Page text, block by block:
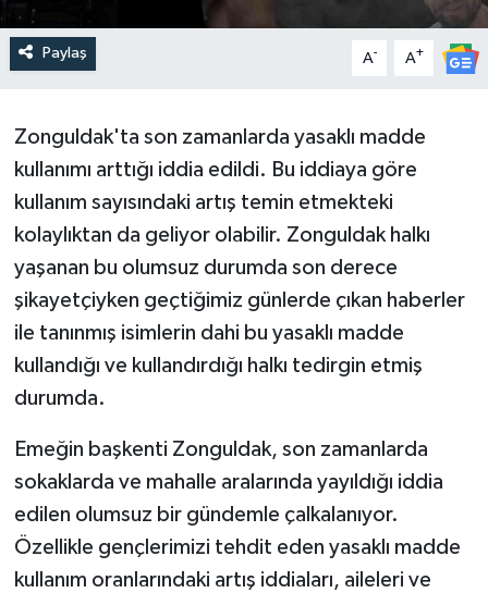
Paylaş A- A+
Zonguldak'ta son zamanlarda yasaklı madde
kullanımı arttığı iddia edildi. Bu iddiaya göre
kullanım sayısındaki artış temin etmekteki
kolaylıktan da geliyor olabilir. Zonguldak halkı
yaşanan bu olumsuz durumda son derece
şikayetçiyken geçtiğimiz günlerde çıkan haberler
ile tanınmış isimlerin dahi bu yasaklı madde
kullandığı ve kullandırdığı halkı tedirgin etmiş
durumda.
Emeğin başkenti Zonguldak, son zamanlarda
sokaklarda ve mahalle aralarında yayıldığı iddia
edilen olumsuz bir gündemle çalkalanıyor.
Özellikle gençlerimizi tehdit eden yasaklı madde
kullanım oranlarındaki artış iddiaları, aileleri ve